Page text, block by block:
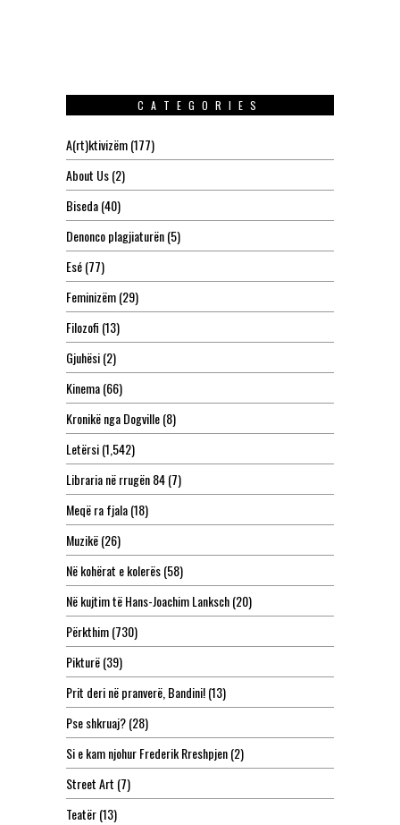
CATEGORIES
A(rt)ktivizëm(177)
About Us(2)
Biseda(40)
Denonco plagjiaturën(5)
Esé(77)
Feminizëm(29)
Filozofi (13)
Gjuhësi(2)
Kinema(66)
Kronikë nga Dogville(8)
Letërsi(1,542)
Libraria në rrugën 84(7)
Meqë ra fjala(18)
Muzikë(26)
Në kohërat e kolerës(58)
Në kujtim të Hans-Joachim Lanksch(20)
Përkthim(730)
Pikturë(39)
Prit deri në pranverë, Bandini!(13)
Pse shkruaj?(28)
Si e kam njohur Frederik Rreshpjen(2)
Street Art (7)
Teatër(13)